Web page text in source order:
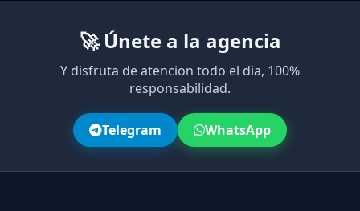
🚀 Únete a la agencia
Y disfruta de atencion todo el dia, 100%
responsabilidad.
Telegram WhatsApp